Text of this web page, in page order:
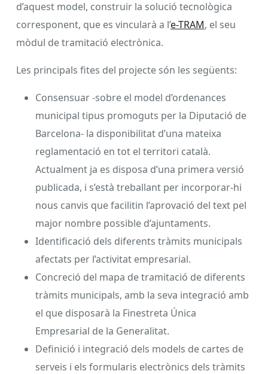
d’aquest model, construir la solució tecnològica
corresponent, que es vincularà a l’e-TRAM, el seu
mòdul de tramitació electrònica.
Les principals fites del projecte són les següents:
Consensuar -sobre el model d’ordenances
municipal tipus promoguts per la Diputació de
Barcelona- la disponibilitat d’una mateixa
reglamentació en tot el territori català.
Actualment ja es disposa d’una primera versió
publicada, i s’està treballant per incorporar-hi
nous canvis que facilitin l’aprovació del text pel
major nombre possible d’ajuntaments.
Identificació dels diferents tràmits municipals
afectats per l’activitat empresarial.
Concreció del mapa de tramitació de diferents
tràmits municipals, amb la seva integració amb
el que disposarà la Finestreta Única
Empresarial de la Generalitat.
Definició i integració dels models de cartes de
serveis i els formularis electrònics dels tràmits